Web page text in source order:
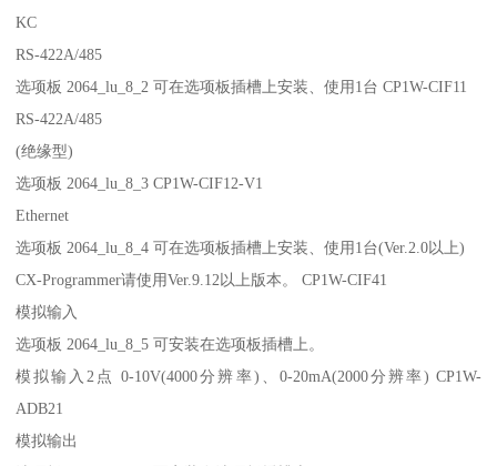
KC
RS-422A/485
选项板 2064_lu_8_2 可在选项板插槽上安装、使用1台 CP1W-CIF11
RS-422A/485
(绝缘型)
选项板 2064_lu_8_3 CP1W-CIF12-V1
Ethernet
选项板 2064_lu_8_4 可在选项板插槽上安装、使用1台(Ver.2.0以上)
CX-Programmer请使用Ver.9.12以上版本。 CP1W-CIF41
模拟输入
选项板 2064_lu_8_5 可安装在选项板插槽上。
模拟输入2点 0-10V(4000分辨率)、0-20mA(2000分辨率) CP1W-
ADB21
模拟输出